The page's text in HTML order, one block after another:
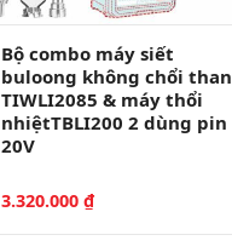
Bộ combo máy siết
buloong không chổi than
TIWLI2085 & máy thổi
nhiệtTBLI200 2 dùng pin
20V
3.320.000 ₫